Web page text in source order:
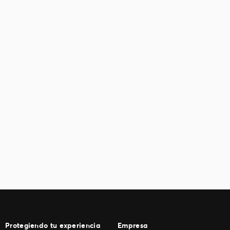
Protegiendo tu experiencia Empresa